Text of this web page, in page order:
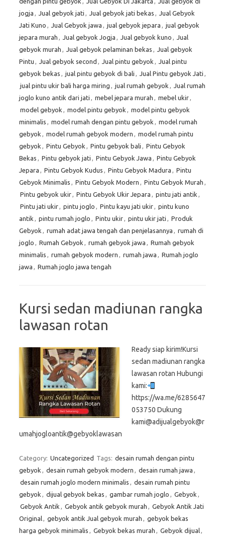
jogja , Jual gebyok jati , Jual gebyok jati bekas , Jual Gebyok
Jati Kuno , Jual Gebyok jawa , jual gebyok jepara , jual gebyok
jepara murah , Jual gebyok Jogja , Jual gebyok kuno , Jual
gebyok murah , Jual gebyok pelaminan bekas , Jual gebyok
Pintu , Jual gebyok second , Jual pintu gebyok , Jual pintu
gebyok bekas , jual pintu gebyok di bali , Jual Pintu gebyok Jati ,
jual pintu ukir bali harga miring , jual rumah gebyok , Jual rumah
joglo kuno antik dari jati , mebel jepara murah , mebel ukir,
model gebyok , model pintu gebyok , model pintu gebyok
minimalis , model rumah dengan pintu gebyok , model rumah
gebyok , model rumah gebyok modern , model rumah pintu
gebyok , Pintu Gebyok , Pintu gebyok bali , Pintu Gebyok
Bekas , Pintu gebyok jati , Pintu Gebyok Jawa , Pintu Gebyok
Jepara , Pintu Gebyok Kudus , Pintu Gebyok Madura , Pintu
Gebyok Minimalis , Pintu Gebyok Modern , Pintu Gebyok Murah ,
Pintu gebyok ukir, Pintu Gebyok Ukir Jepara , pintu jati antik ,
Pintu jati ukir, pintu joglo , Pintu kayu jati ukir, pintu kuno
antik , pintu rumah joglo , Pintu ukir, pintu ukir jati , Produk
Gebyok , rumah adat jawa tengah dan penjelasannya , rumah di
joglo , Rumah Gebyok , rumah gebyok jawa , Rumah gebyok
minimalis , rumah gebyok modern , rumah jawa , Rumah joglo
jawa , Rumah joglo jawa tengah
Kursi sedan madiunan rangka
lawasan rotan
Ready siap kirim!Kursi
sedan madiunan rangka
lawasan rotan Hubungi
kami:
https://wa.me/6285647
053750 Dukung
kami@adijualgebyok@r
umahjogloantik@gebyoklawasan
Category: Uncategorized Tags: desain rumah dengan pintu
gebyok , desain rumah gebyok modern , desain rumah jawa ,
desain rumah joglo modern minimalis , desain rumah pintu
gebyok , dijual gebyok bekas , gambar rumah joglo , Gebyok ,
Gebyok Antik , Gebyok antik gebyok murah , Gebyok Antik Jati
Original, gebyok antik Jual gebyok murah , gebyok bekas
harga gebyok minimalis , Gebyok bekas murah , Gebyok dijual,